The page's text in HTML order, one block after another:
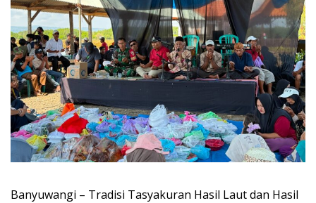
Banyuwangi – Tradisi Tasyakuran Hasil Laut dan Hasil